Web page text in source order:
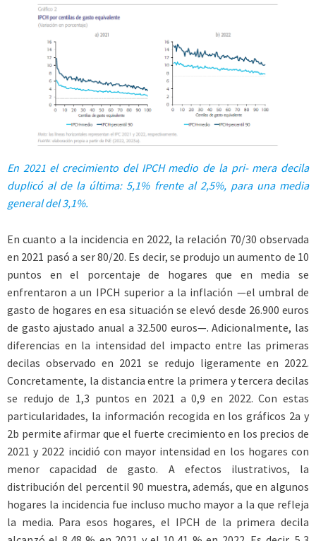
En 2021 el crecimiento del IPCH medio de la pri- mera decila
duplicó al de la última: 5,1% frente al 2,5%, para una media
general del 3,1%.
En cuanto a la incidencia en 2022, la relación 70/30 observada
en 2021 pasó a ser 80/20. Es decir, se produjo un aumento de 10
puntos en el porcentaje de hogares que en media se
enfrentaron a un IPCH superior a la inflación —el umbral de
gasto de hogares en esa situación se elevó desde 26.900 euros
de gasto ajustado anual a 32.500 euros—. Adicionalmente, las
diferencias en la intensidad del impacto entre las primeras
decilas observado en 2021 se redujo ligeramente en 2022.
Concretamente, la distancia entre la primera y tercera decilas
se redujo de 1,3 puntos en 2021 a 0,9 en 2022. Con estas
particularidades, la información recogida en los gráficos 2a y
2b permite afirmar que el fuerte crecimiento en los precios de
2021 y 2022 incidió con mayor intensidad en los hogares con
menor capacidad de gasto. A efectos ilustrativos, la
distribución del percentil 90 muestra, además, que en algunos
hogares la incidencia fue incluso mucho mayor a la que refleja
la media. Para esos hogares, el IPCH de la primera decila